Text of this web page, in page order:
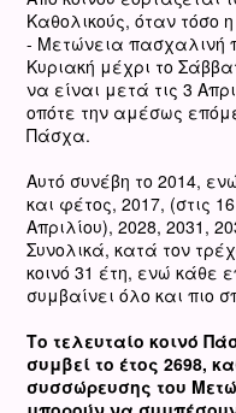
Καθολικούς, όταν τόσο
- Μετώνεια πασχαλινή
Κυριακή μέχρι το
να είναι μετά τις 3
οπότε την αμέσως
Πάσχα.
Αυτό συνέβη το 2014,
και φέτος, 2017, (στις
Απριλίου), 2028, 2031,
Συνολικά, κατά τον
κοινό 31 έτη, ενώ κάθε
συμβαίνει όλο και πιο
Το τελευταίο κοινό
συμβεί το έτος 2698,
συσσώρευσης του